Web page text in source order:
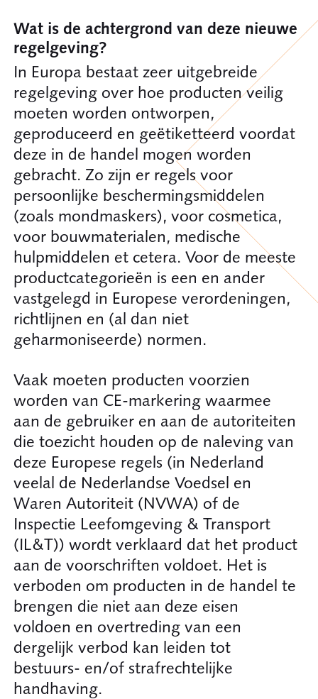
Wat is de achtergrond van deze nieuwe
regelgeving?
In Europa bestaat zeer uitgebreide
regelgeving over hoe producten veilig
moeten worden ontworpen,
geproduceerd en geëtiketteerd voordat
deze in de handel mogen worden
gebracht. Zo zijn er regels voor
persoonlijke beschermingsmiddelen
(zoals mondmaskers), voor cosmetica,
voor bouwmaterialen, medische
hulpmiddelen et cetera. Voor de meeste
productcategorieën is een en ander
vastgelegd in Europese verordeningen,
richtlijnen en (al dan niet
geharmoniseerde) normen.
Vaak moeten producten voorzien
worden van CE-markering waarmee
aan de gebruiker en aan de autoriteiten
die toezicht houden op de naleving van
deze Europese regels (in Nederland
veelal de Nederlandse Voedsel en
Waren Autoriteit (NVWA) of de
Inspectie Leefomgeving & Transport
(IL&T)) wordt verklaard dat het product
aan de voorschriften voldoet. Het is
verboden om producten in de handel te
brengen die niet aan deze eisen
voldoen en overtreding van een
dergelijk verbod kan leiden tot
bestuurs- en/of strafrechtelijke
handhaving.